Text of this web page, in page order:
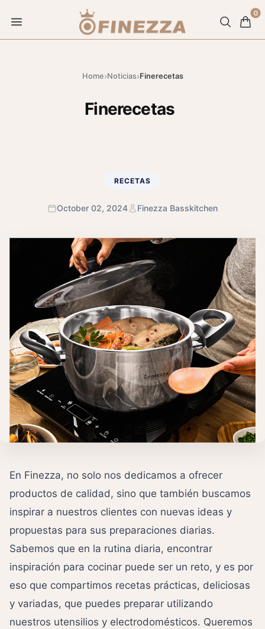
0
Home›Noticias›Finerecetas
Finerecetas
RECETAS
October 02, 2024 Finezza Basskitchen
En Finezza, no solo nos dedicamos a ofrecer
productos de calidad, sino que también buscamos
inspirar a nuestros clientes con nuevas ideas y
propuestas para sus preparaciones diarias.
Sabemos que en la rutina diaria, encontrar
inspiración para cocinar puede ser un reto, y es por
eso que compartimos recetas prácticas, deliciosas
y variadas, que puedes preparar utilizando
nuestros utensilios y electrodomésticos. Queremos